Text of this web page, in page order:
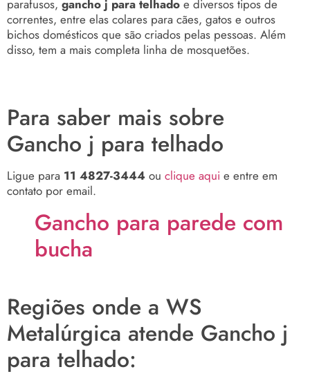
parafusos, gancho j para telhado e diversos tipos de
correntes, entre elas colares para cães, gatos e outros
bichos domésticos que são criados pelas pessoas. Além
disso, tem a mais completa linha de mosquetões.
Para saber mais sobre
Gancho j para telhado
Ligue para 11 4827-3444 ou clique aqui e entre em
contato por email.
Gancho para parede com
bucha
Regiões onde a WS
Metalúrgica atende Gancho j
para telhado: